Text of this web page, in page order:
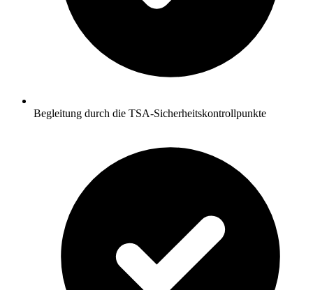
Begleitung durch die TSA-Sicherheitskontrollpunkte